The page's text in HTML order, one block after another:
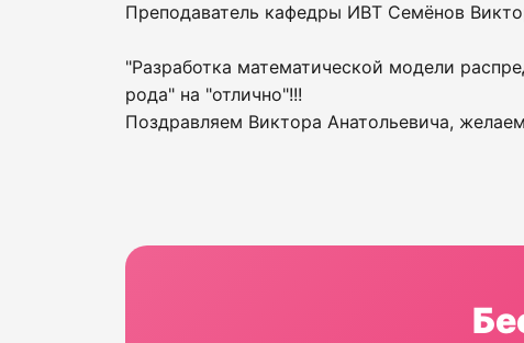
Преподаватель кафедры ИВТ Семёнов
"Разработка математической модели
рода" на "отлично"!!!
Поздравляем Виктора Анатольевича,